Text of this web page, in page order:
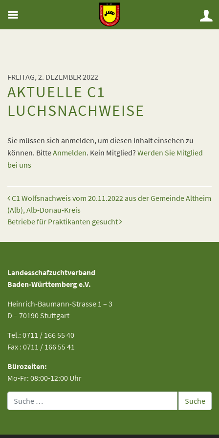
FREITAG, 2. DEZEMBER 2022
AKTUELLE C1
LUCHSNACHWEISE
Sie müssen sich anmelden, um diesen Inhalt einsehen zu
können. BitteAnmelden. Kein Mitglied? Werden Sie Mitglied
bei uns
Beitrags-Navigation
C1 Wolfsnachweis vom 20.11.2022 aus der Gemeinde Altheim
(Alb), Alb-Donau-Kreis
Betriebe für Praktikanten gesucht
Landesschafzuchtverband
Baden-Württemberg e.V.
Heinrich-Baumann-Strasse 1 – 3
D – 70190 Stuttgart
Tel.: 0711 / 166 55 40
Fax : 0711 / 166 55 41
Bürozeiten:
Mo-Fr: 08:00-12:00 Uhr
Suche